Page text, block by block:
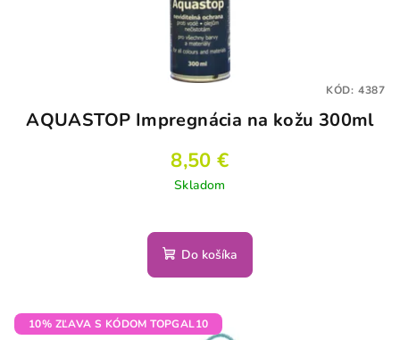
AQUASTOP Impregnácia na kožu 300ml
8,50 €
Skladom
Do košíka
KÓD: 4387
10% ZĽAVA S KÓDOM TOPGAL10